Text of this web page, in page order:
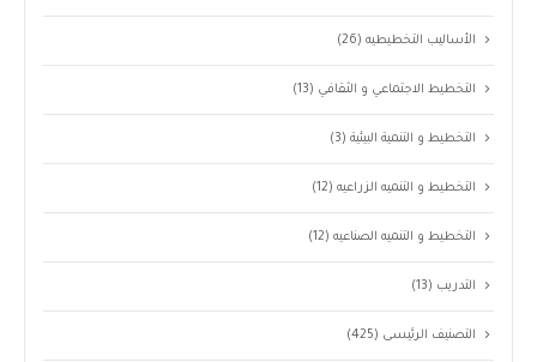
الأساليب التخطيطيه(26)
التخطيط الاجتماعي و الثقافي (13)
التخطيط و التنمية البيئية(3)
التخطيط و التنميه الزراعيه(12)
التخطيط و التنميه الصناعيه(12)
التدريب (13)
التصنيف الرئيسى (425)